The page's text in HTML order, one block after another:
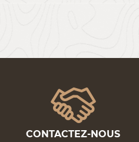
CONTACTEZ-NOUS